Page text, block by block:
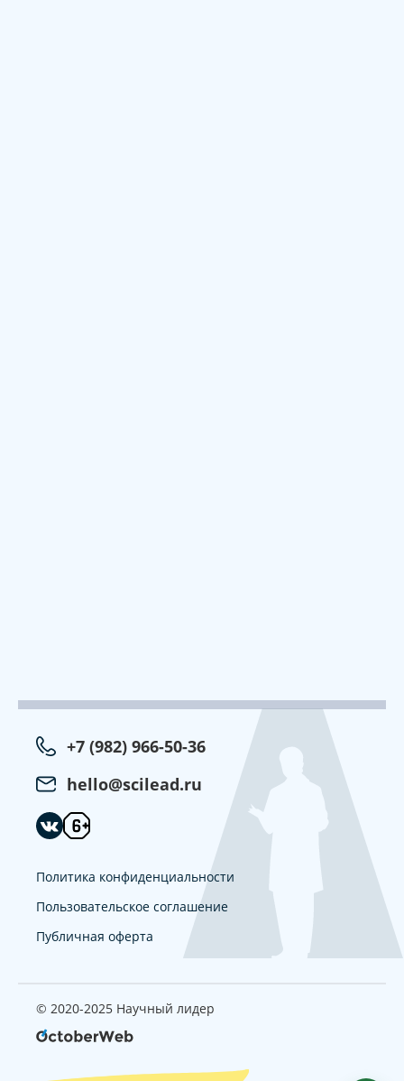
+7 (982) 966-50-36
hello@scilead.ru
Политика конфиденциальности
Пользовательское соглашение
Публичная оферта
© 2020-2025 Научный лидер